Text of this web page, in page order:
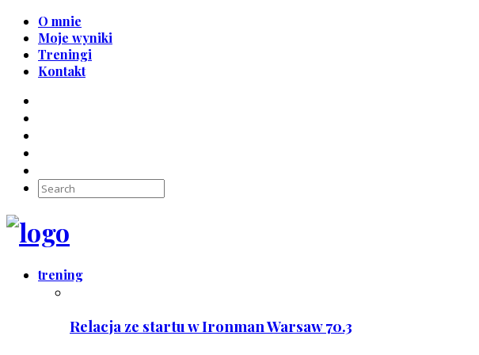
O mnie
Moje wyniki
Treningi
Kontakt
trening
Relacja ze startu w Ironman Warsaw 70.3